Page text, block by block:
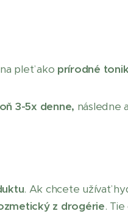
pleť ako prírodné
3-5x denne, následne
. Ak chcete užívať
z drogérie.